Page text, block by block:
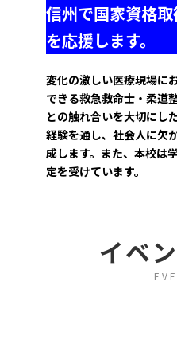
信州で国家資格
を応援します。
変化の激しい医療現場に
できる救急救命士・柔道
との触れ合いを大切にし
経験を通し、社会人に欠
成します。また、本校は
定を受けています。
イベ